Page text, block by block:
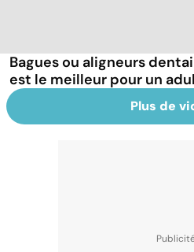
Bagues ou aligneurs
est le meilleur pour un
Plus de